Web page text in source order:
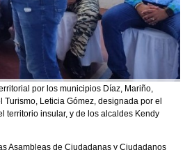
por los municipios Díaz, Mariño,
Leticia Gómez, designada por el
territorio insular, y de los alcaldes Kendy
Asambleas de Ciudadanas y Ciudadanos